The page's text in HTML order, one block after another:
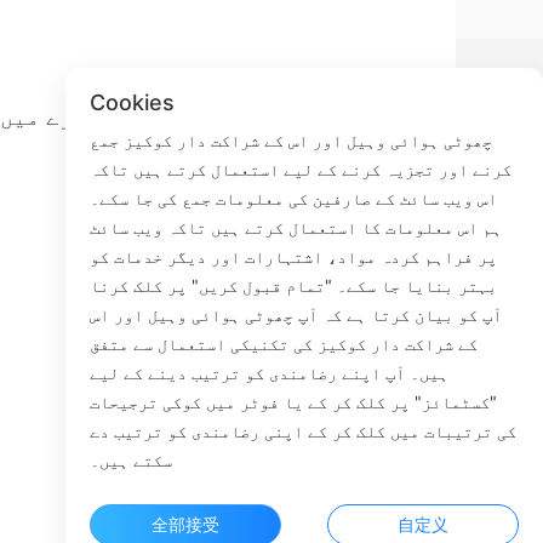
تھوڑی سی مچھلی کے بارے میں
ہم سے رابطہ کریں
ترسیل کا عمل
واپسی کا عمل
ہمارے بارے میں
ROOM
Cookies
چھوٹی ہوائی وہیل اور اس کے شراکت دار کوکیز جمع
کرنے اور تجزیہ کرنے کے لیے استعمال کرتے ہیں تاکہ
اس ویب سائٹ کے صارفین کی معلومات جمع کی جا سکے۔
ہم اس معلومات کا استعمال کرتے ہیں تاکہ ویب سائٹ
پر فراہم کردہ مواد، اشتہارات اور دیگر خدمات کو
بہتر بنایا جا سکے۔ "تمام قبول کریں" پر کلک کرنا
آپ کو بیان کرتا ہے کہ آپ چھوٹی ہوائی وہیل اور اس
کے شراکت دار کوکیز کی تکنیکی استعمال سے متفق
ہیں۔ آپ اپنے رضامندی کو ترتیب دینے کے لیے
"کسٹمائز" پر کلک کر کے یا فوٹر میں کوکی ترجیحات
کی ترتیبات میں کلک کر کے اپنی رضامندی کو ترتیب دے
سکتے ہیں۔
全部接受 自定义